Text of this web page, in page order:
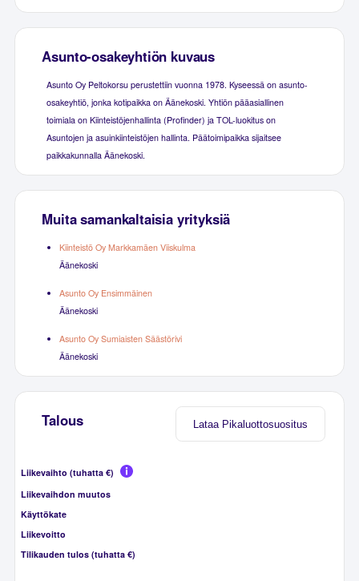
Asunto-osakeyhtiön kuvaus
Asunto Oy Peltokorsu perustettiin vuonna 1978. Kyseessä on asunto-
osakeyhtiö, jonka kotipaikka on Äänekoski. Yhtiön pääasiallinen
toimiala on Kiinteistöjenhallinta (Profinder) ja TOL-luokitus on
Asuntojen ja asuinkiinteistöjen hallinta. Päätoimipaikka sijaitsee
paikkakunnalla Äänekoski.
Muita samankaltaisia yrityksiä
Kiinteistö Oy Markkamäen Viiskulma
Äänekoski
Asunto Oy Ensimmäinen
Äänekoski
Asunto Oy Sumiaisten Säästörivi
Äänekoski
Lataa Pikaluottosuositus
Talous
Liikevaihto (tuhatta €)
Liikevaihdon muutos
Käyttökate
Liikevoitto
Tilikauden tulos (tuhatta €)